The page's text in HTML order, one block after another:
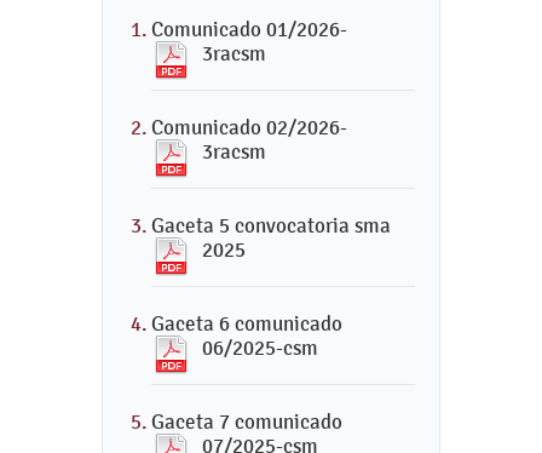
Comunicado 01/2026-
3racsm
Comunicado 02/2026-
3racsm
Gaceta 5 convocatoria sma
2025
Gaceta 6 comunicado
06/2025-csm
Gaceta 7 comunicado
07/2025-csm